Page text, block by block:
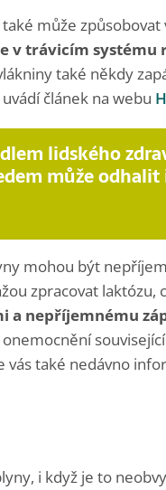
může způsobovat
v trávicím systému
také někdy
článek na webu
lidského
může odhalit
mohou být
zpracovat laktózu,
nepříjemnému
vás také nedávno
i když je to